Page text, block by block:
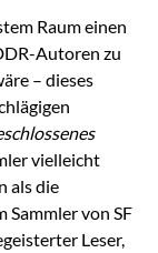
Raum einen
Autoren zu
– dieses
vielleicht
als die
von SF
Leser,